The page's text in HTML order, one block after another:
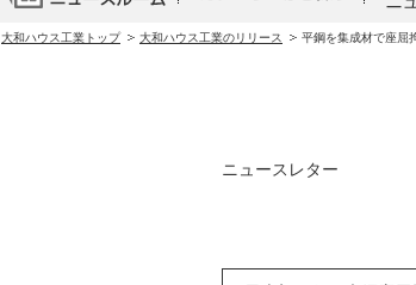
大和ハウス工業トップ 大和ハウス工業のリリース 平鋼を集成材で座屈
ニュースレター